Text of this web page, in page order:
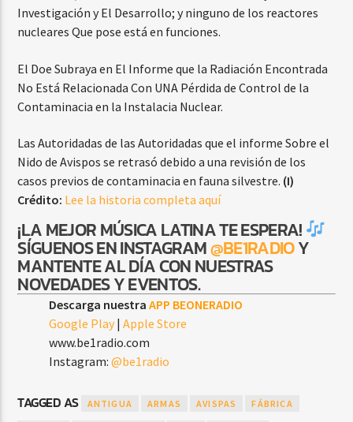
Investigación y El Desarrollo; y ninguno de los reactores
nucleares Que pose está en funciones.
El Doe Subraya en El Informe que la Radiación Encontrada
No Está Relacionada Con UNA Pérdida de Control de la
Contaminacia en la Instalacia Nuclear.
Las Autoridadas de las Autoridadas que el informe Sobre el
Nido de Avispos se retrasó debido a una revisión de los
casos previos de contaminacia en fauna silvestre. (I)
Crédito: Lee la historia completa aquí
¡LA MEJOR MÚSICA LATINA TE ESPERA!
SÍGUENOS EN INSTAGRAM@BE1RADIOY
MANTENTE AL DÍA CON NUESTRAS
NOVEDADES Y EVENTOS.
Descarga nuestraAPP BEONERADIO
Google Play |Apple Store
www.be1radio.com
Instagram:@be1radio
TAGGED AS ANTIGUA ARMAS AVISPAS FÁBRICA